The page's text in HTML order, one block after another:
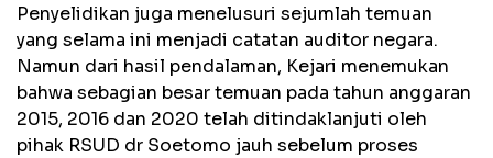
Penyelidikan juga menelusuri sejumlah temuan
yang selama ini menjadi catatan auditor negara.
Namun dari hasil pendalaman, Kejari menemukan
bahwa sebagian besar temuan pada tahun anggaran
2015, 2016 dan 2020 telah ditindaklanjuti oleh
pihak RSUD dr Soetomo jauh sebelum proses